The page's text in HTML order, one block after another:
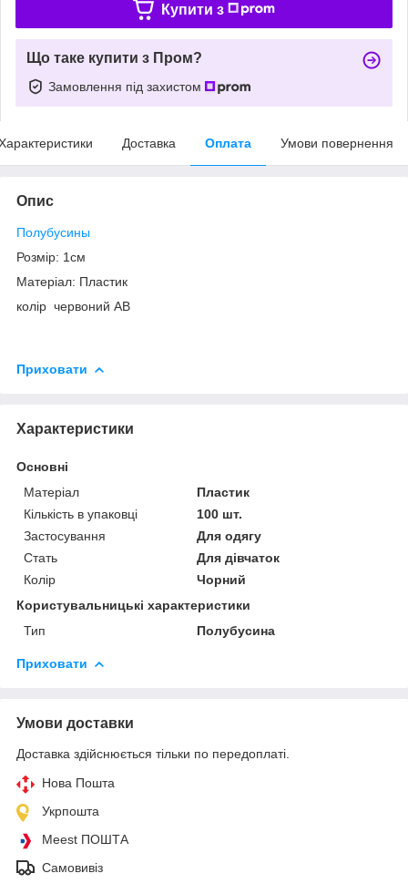
Купити з
Що таке купити з Пром?
Замовлення під захистом
Доставка Оплата Умови повернення
Опис
Полубусины
Розмір: 1см
Матеріал: Пластик
колір червоний AB
Приховати
Характеристики
Основні
Матеріал
Пластик
Кількість в упаковці
100 шт.
Застосування
Для одягу
Стать
Для дівчаток
Колір
Чорний
Користувальницькі характеристики
Тип
Полубусина
Приховати
Умови доставки
Доставка здійснюється тільки по передоплаті.
Нова Пошта
Укрпошта
Meest ПОШТА
Самовивіз